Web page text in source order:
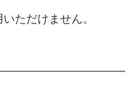
ただけません。